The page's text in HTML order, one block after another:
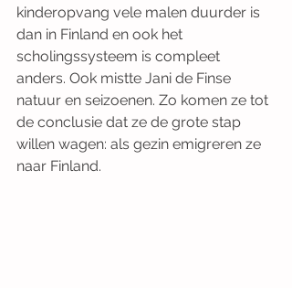
kinderopvang vele malen duurder is
dan in Finland en ook het
scholingssysteem is compleet
anders. Ook mistte Jani de Finse
natuur en seizoenen. Zo komen ze tot
de conclusie dat ze de grote stap
willen wagen: als gezin emigreren ze
naar Finland.